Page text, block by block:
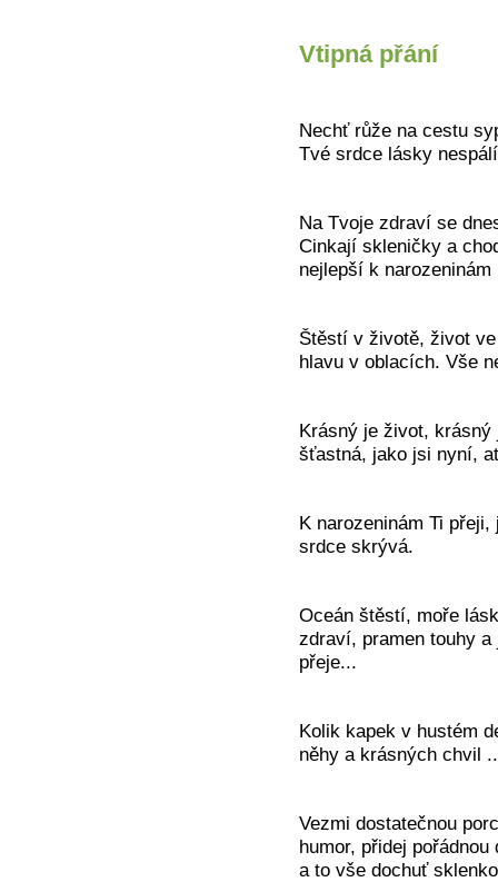
Vtipná přání
Nechť růže na cestu
Tvé srdce lásky
Na Tvoje zdraví se
Cinkají skleničky a
nejlepší k narozeninám
Štěstí v životě, život
hlavu v oblacích. Vše
Krásný je život,
šťastná, jako jsi nyní,
K narozeninám Ti
srdce skrývá.
Oceán štěstí, moře
zdraví, pramen touhy
přeje...
Kolik kapek v hustém
něhy a krásných chvil
Vezmi dostatečnou
humor, přidej
a to vše dochuť